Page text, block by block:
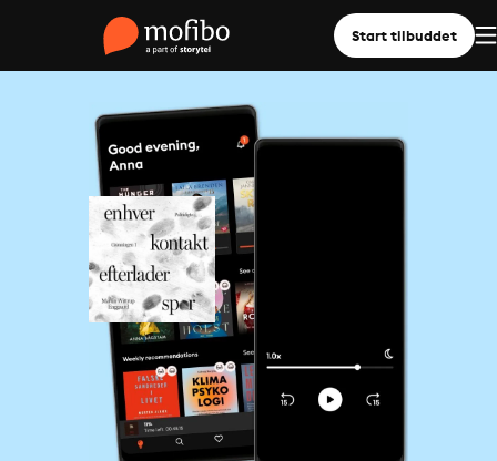
Start tilbuddet